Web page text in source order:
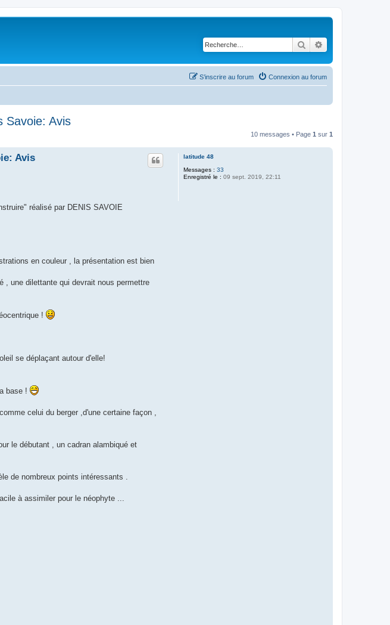
Rechercher
Connexion au forum
S’inscrire au forum
Savoie: Avis
10 messages • Page 1 sur 1
latitude 48
Messages : 33
Enregistré le : 09 sept. 2019, 22:11
Avis
réalisé par DENIS SAVOIE
en couleur , la présentation est bien
, une dilettante qui devrait nous permettre
!
se déplaçant autour d'elle!
base !
celui du berger ,d'une certaine façon ,
le débutant , un cadran alambiqué et
de nombreux points intéressants .
à assimiler pour le néophyte ...